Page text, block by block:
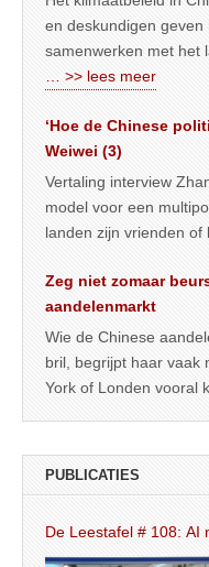
en deskundigen
samenwerken met het
… >> lees meer
‘Hoe de Chinese
Weiwei (3)
Vertaling interview
model voor een
landen zijn vrienden of
Zeg niet zomaar
aandelenmarkt
Wie de Chinese
bril, begrijpt haar vaak
York of Londen vooral
PUBLICATIES
De